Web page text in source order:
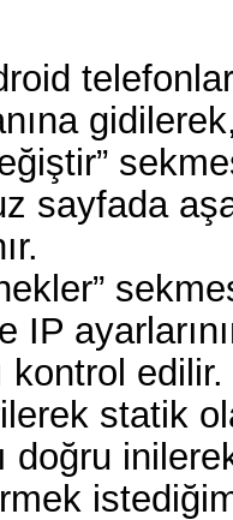
sayfada
IP
kontrol
statik
doğru